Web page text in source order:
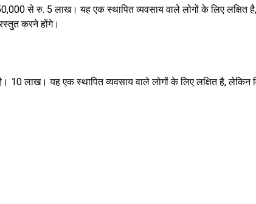
रु. 5 लाख। यह एक स्थापित व्यवसाय वाले लोगों के लिए लक्षित
करने होंगे।
यह एक स्थापित व्यवसाय वाले लोगों के लिए लक्षित है, लेकिन